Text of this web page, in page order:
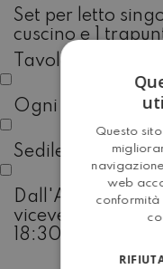
Set per letto
cuscino e 1
Tavolo con 4
Ogni sedia in più
Sedile per
Dall'Aeroporto
viceversa, da
18:30) 75 € per
Questo
web
conformità